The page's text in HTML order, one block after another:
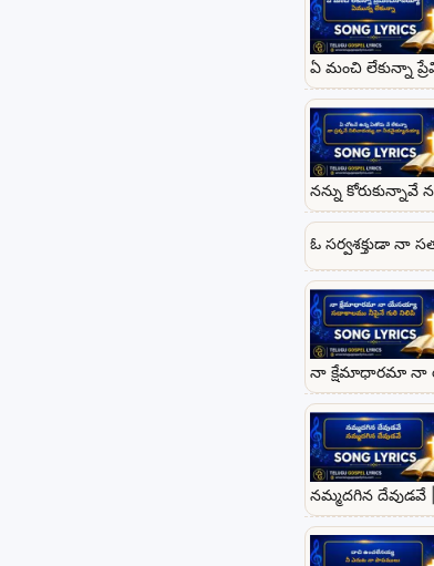
ఏ మంచి లేకున్నా
నన్ను కోరుకున్నావే
ఓ సర్వశక్తుడా నా
నా క్షేమాధారమా నా
నమ్మదగిన దేవుడవే |